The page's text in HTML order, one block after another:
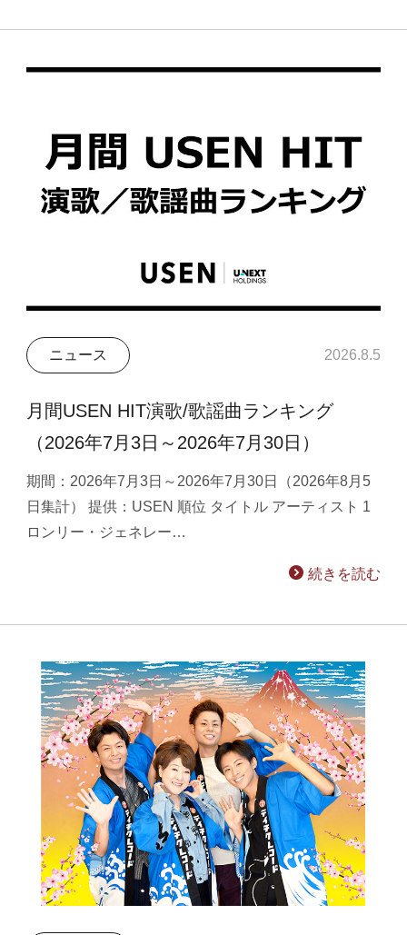
ニュース 2026.8.5
月間USEN HIT演歌/歌謡曲ランキング
（2026年7月3日～2026年7月30日）
期間：2026年7月3日～2026年7月30日（2026年8月5
日集計） 提供：USEN 順位 タイトル アーティスト 1
ロンリー・ジェネレー…
続きを読む